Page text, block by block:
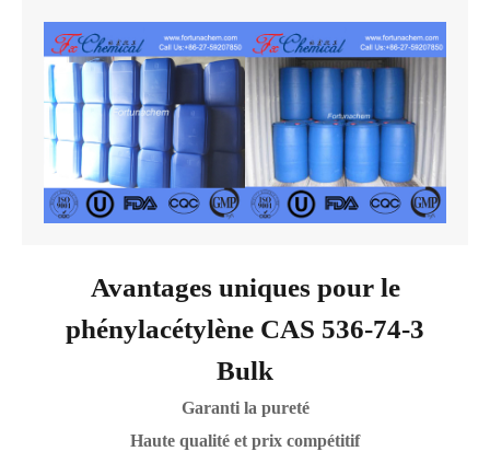
Avantages uniques pour le
phénylacétylène CAS 536-74-3
Bulk
Garanti la pureté
Haute qualité et prix compétitif